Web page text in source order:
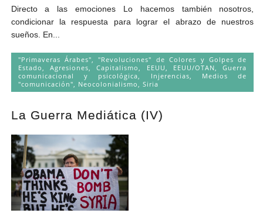
Directo a las emociones Lo hacemos también nosotros,
condicionar la respuesta para lograr el abrazo de nuestros
sueños. En...
"Primaveras Árabes", "Revoluciones" de Colores y Golpes de
Estado
Agresiones ,Capitalismo EEUU EEUU/OTAN ,Guerra
comunicacional y psicológica
Injerencias
Medios de
"comunicación"
Neocolonialismo Siria
La Guerra Mediática (IV)